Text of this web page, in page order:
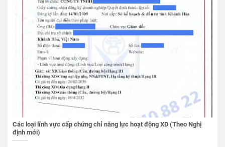
Các loại lĩnh vực cấp chứng chỉ năng lực hoạt động XD (Theo Nghị
định mới)